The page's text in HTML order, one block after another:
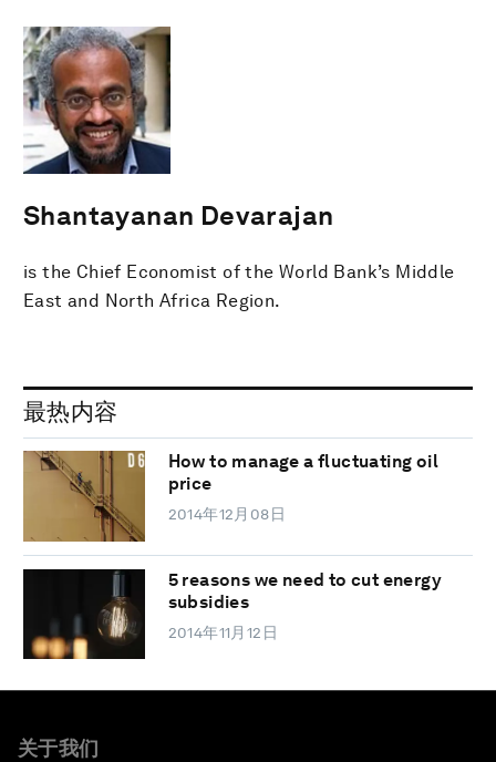
Shantayanan Devarajan
is the Chief Economist of the World Bank’s Middle
East and North Africa Region.
最热内容
How to manage a fluctuating oil
price
2014年12月08日
5 reasons we need to cut energy
subsidies
2014年11月12日
关于我们